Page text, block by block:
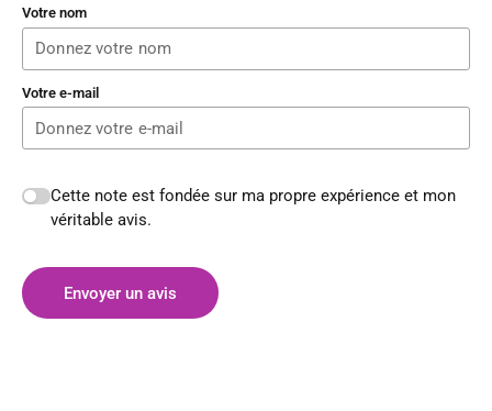
Votre nom
Votre e-mail
Cette note est fondée sur ma propre expérience et mon
véritable avis.
Envoyer un avis